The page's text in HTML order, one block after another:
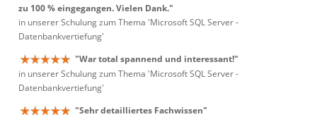
zu 100 % eingegangen. Vielen Dank."
in unserer Schulung zum Thema 'Microsoft SQL Server -
Datenbankvertiefung'
"War total spannend und interessant!"
in unserer Schulung zum Thema 'Microsoft SQL Server -
Datenbankvertiefung'
"Sehr detailliertes Fachwissen"